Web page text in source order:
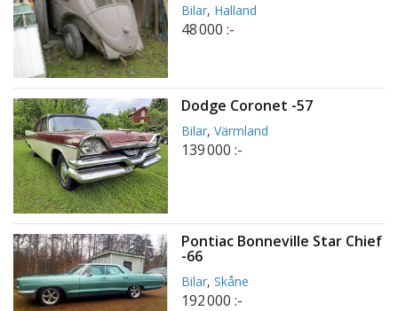
Bilar, Halland
48 000 :-
Dodge Coronet -57
Bilar,Värmland
139 000 :-
Pontiac Bonneville Star Chief
-66
Bilar,Skåne
192 000 :-